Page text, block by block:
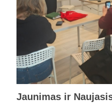
Jaunimas ir